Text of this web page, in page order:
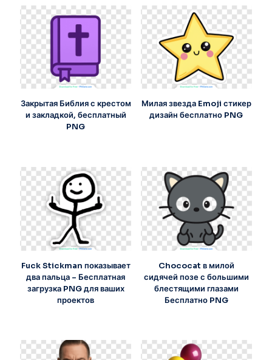
Закрытая Библия с крестом
и закладкой, бесплатный
PNG
Милая звезда Emoji стикер
дизайн бесплатно PNG
Fuck Stickman показывает
два пальца – Бесплатная
загрузка PNG для ваших
проектов
Chococat в милой
сидячей позе с большими
блестящими глазами
Бесплатно PNG